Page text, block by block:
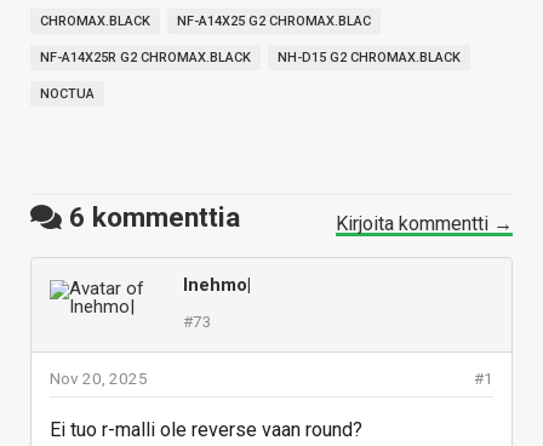
CHROMAX.BLACK NF-A14X25 G2 CHROMAX.BLAC
NF-A14X25R G2 CHROMAX.BLACK NH-D15 G2 CHROMAX.BLACK
NOCTUA
6 kommenttia Kirjoita kommentti →
Inehmo|
#73
#1
Nov 20, 2025
Ei tuo r-malli ole reverse vaan round?